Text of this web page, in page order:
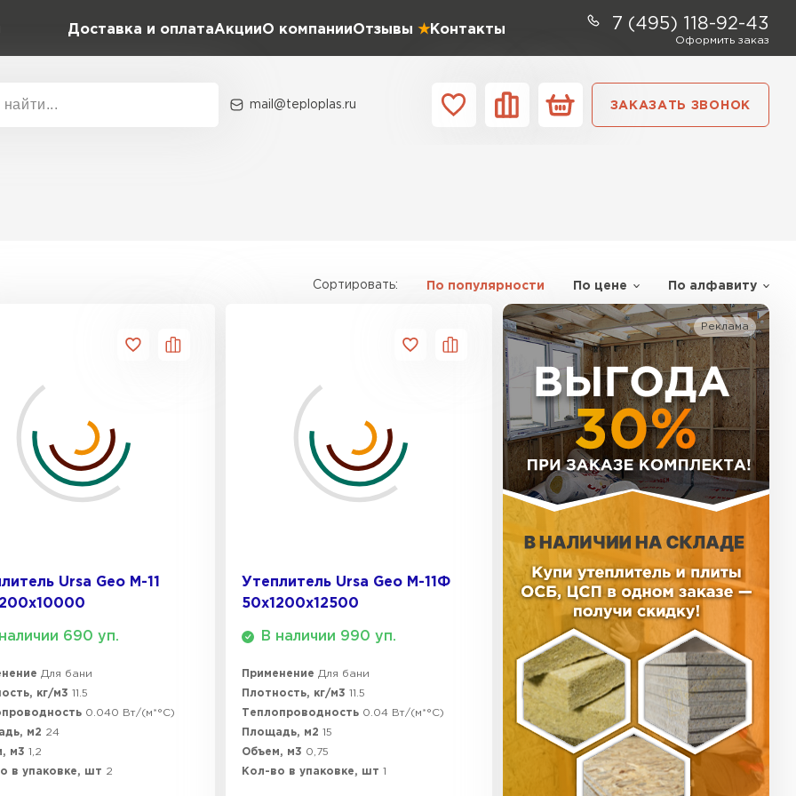
Доставка и оплатаАкцииО компанииОтзывы Контакты 7 (495) 118-92-43
Оформить заказ
mail@teploplas.ru ЗАКАЗАТЬ ЗВОНОК
Сортировать: По популярности По цене По алфавиту
Ursa Geo М-11
690 уп.
Для бани
кг/м3 11.5
0.040 Вт/(м*°C)
м2 24
м3 1,2
в упаковке, шт 2
Утеплитель Ursa Geo М-11Ф
50х1200х12500
В наличии 990 уп.
Применение Для бани
Плотность, кг/м3 11.5
Теплопроводность 0.04 Вт/(м*°C)
Площадь, м2 15
Объем, м3 0,75
Кол-во в упаковке, шт 1
Реклама
Контакты
Утеплитель Дирок
Утеплитель Тизол
ПЕРЕЙТИ
Утеплитель Xotpipe